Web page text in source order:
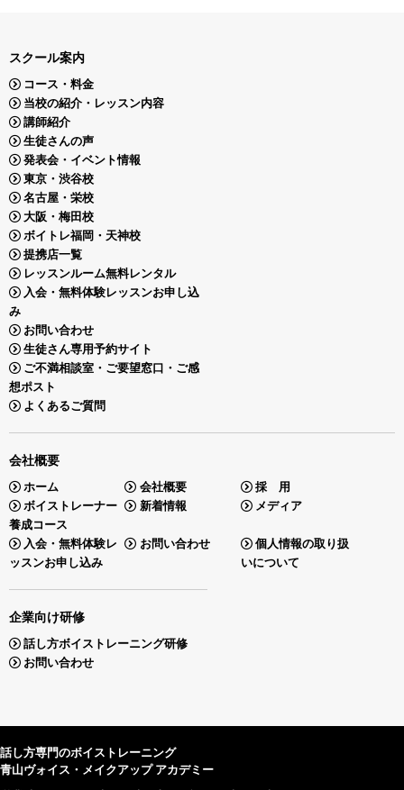
スクール案内
コース・料金
当校の紹介・レッスン内容
講師紹介
生徒さんの声
発表会・イベント情報
東京・渋谷校
名古屋・栄校
大阪・梅田校
ボイトレ福岡・天神校
提携店一覧
レッスンルーム無料レンタル
入会・無料体験レッスンお申し込
み
お問い合わせ
生徒さん専用予約サイト
ご不満相談室・ご要望窓口・ご感
想ポスト
よくあるご質問
会社概要
ホーム 会社概要
採 用
ボイストレーナー
養成コース
新着情報 メディア
入会・無料体験レ
ッスンお申し込み
お問い合わせ
個人情報の取り扱
いについて
企業向け研修
話し方ボイストレーニング研修
お問い合わせ
話し方専門のボイストレーニング
青山ヴォイス・メイクアップ アカデミー